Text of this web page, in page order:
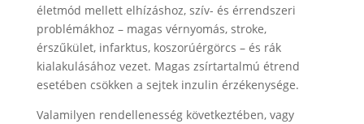
életmód mellett elhízáshoz, szív- és érrendszeri
problémákhoz – magas vérnyomás, stroke,
érszűkület, infarktus, koszorúérgörcs – és rák
kialakulásához vezet. Magas zsírtartalmú étrend
esetében csökken a sejtek inzulin érzékenysége.
Valamilyen rendellenesség következtében, vagy